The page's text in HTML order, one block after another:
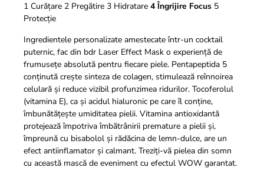
1 Curățare 2 Pregătire 3 Hidratare 4 Îngrijire Focus 5
Protecție
Ingredientele personalizate amestecate într-un cocktail
puternic, fac din bdr Laser Effect Mask o experiență de
frumusețe absolută pentru fiecare piele. Pentapeptida 5
conținută crește sinteza de colagen, stimulează reînnoirea
celulară și reduce vizibil profunzimea ridurilor. Tocoferolul
(vitamina E), ca și acidul hialuronic pe care îl conține,
îmbunătățește umiditatea pielii. Vitamina antioxidantă
protejează împotriva îmbătrânirii premature a pielii și,
împreună cu bisabolol și rădăcina de lemn-dulce, are un
efect antiinflamator și calmant. Treziți-vă pielea din somn
cu această mască de eveniment cu efectul WOW garantat.